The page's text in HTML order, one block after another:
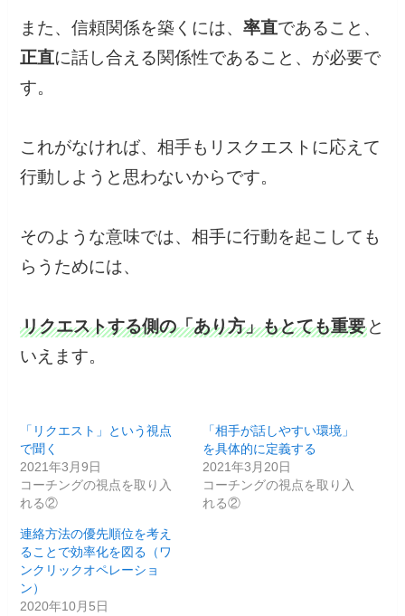
また、信頼関係を築くには、率直であること、
正直に話し合える関係性であること、が必要で
す。
これがなければ、相手もリスクエストに応えて
行動しようと思わないからです。
そのような意味では、相手に行動を起こしても
らうためには、
リクエストする側の「あり方」もとても重要 と
いえます。
「リクエスト」という視点
で聞く
2021年3月9日
コーチングの視点を取り入
れる②
「相手が話しやすい環境」
を具体的に定義する
2021年3月20日
コーチングの視点を取り入
れる②
連絡方法の優先順位を考え
ることで効率化を図る（ワ
ンクリックオペレーショ
ン）
2020年10月5日